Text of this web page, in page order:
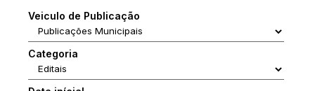
Veiculo de Publicação
Categoria